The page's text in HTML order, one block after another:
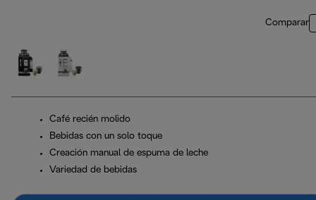
Comparar
Café recién molido
Bebidas con un solo toque
Creación manual de espuma de leche
Variedad de bebidas